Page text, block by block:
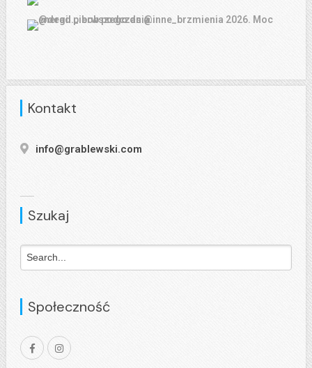
Kontakt
info@grablewski.com
Szukaj
Społeczność